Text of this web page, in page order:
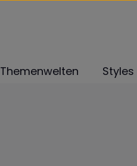
Themenwelten Styles